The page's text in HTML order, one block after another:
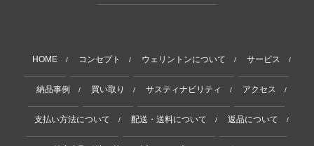
HOME / コンセプト / ウェリントンについて / サービス /
納品事例 / 買い取り / サスティナビリティ / アクセス /
支払い方法について / 配送・送料について / 返品について /